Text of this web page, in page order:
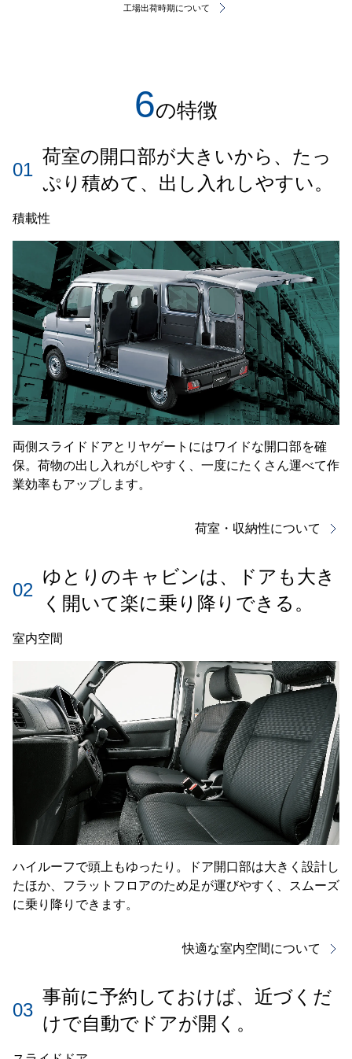
工場出荷時期について
6の特徴
01
荷室の開口部が大きいから、たっ
ぷり積めて、 出し入れしやすい。
積載性
両側スライドドアとリヤゲートにはワイドな開口部を確
保。荷物の出し入れがしやすく、一度にたくさん運べて作
業効率もアップします。
荷室・収納性について
02
ゆとりのキャビンは、
ドアも大き
く開いて楽に乗り降りできる。
室内空間
ハイルーフで頭上もゆったり。ドア開口部は大きく設計し
たほか、フラットフロアのため足が運びやすく、スムーズ
に乗り降りできます。
快適な室内空間について
03
事前に予約しておけば、近づくだ
けで自動でドアが開く。